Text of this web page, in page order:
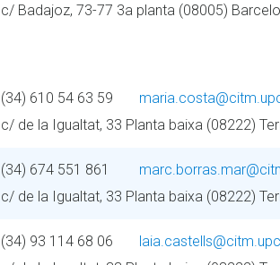
c/ Badajoz, 73-77 3a planta (08005)
(34) 610 54 63 59
c/ de la Igualtat, 33 Planta baixa (08222)
(34) 674 551 861
c/ de la Igualtat, 33 Planta baixa (08222)
(34) 93 114 68 06